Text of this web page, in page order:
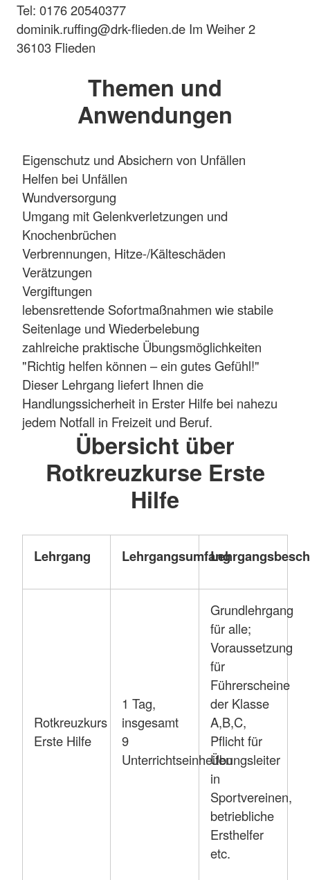
Tel: 0176 20540377
dominik.ruffing@drk-flieden.de Im Weiher 2
36103 Flieden
Themen und
Anwendungen
Eigenschutz und Absichern von Unfällen
Helfen bei Unfällen
Wundversorgung
Umgang mit Gelenkverletzungen und
Knochenbrüchen
Verbrennungen, Hitze-/Kälteschäden
Verätzungen
Vergiftungen
lebensrettende Sofortmaßnahmen wie stabile
Seitenlage und Wiederbelebung
zahlreiche praktische Übungsmöglichkeiten
"Richtig helfen können – ein gutes Gefühl!"
Dieser Lehrgang liefert Ihnen die
Handlungssicherheit in Erster Hilfe bei nahezu
jedem Notfall in Freizeit und Beruf.
Übersicht über
Rotkreuzkurse Erste
Hilfe
Lehrgang Lehrgangsumfang
Rotkreuzkurs
Erste Hilfe
1 Tag,
insgesamt
9
Unterrichtseinheiten
Grundlehrgang
für alle;
Voraussetzung
für
Führerscheine
der Klasse
A,B,C,
Pflicht für
Übungsleiter
in
Sportvereinen,
betriebliche
Ersthelfer
etc.